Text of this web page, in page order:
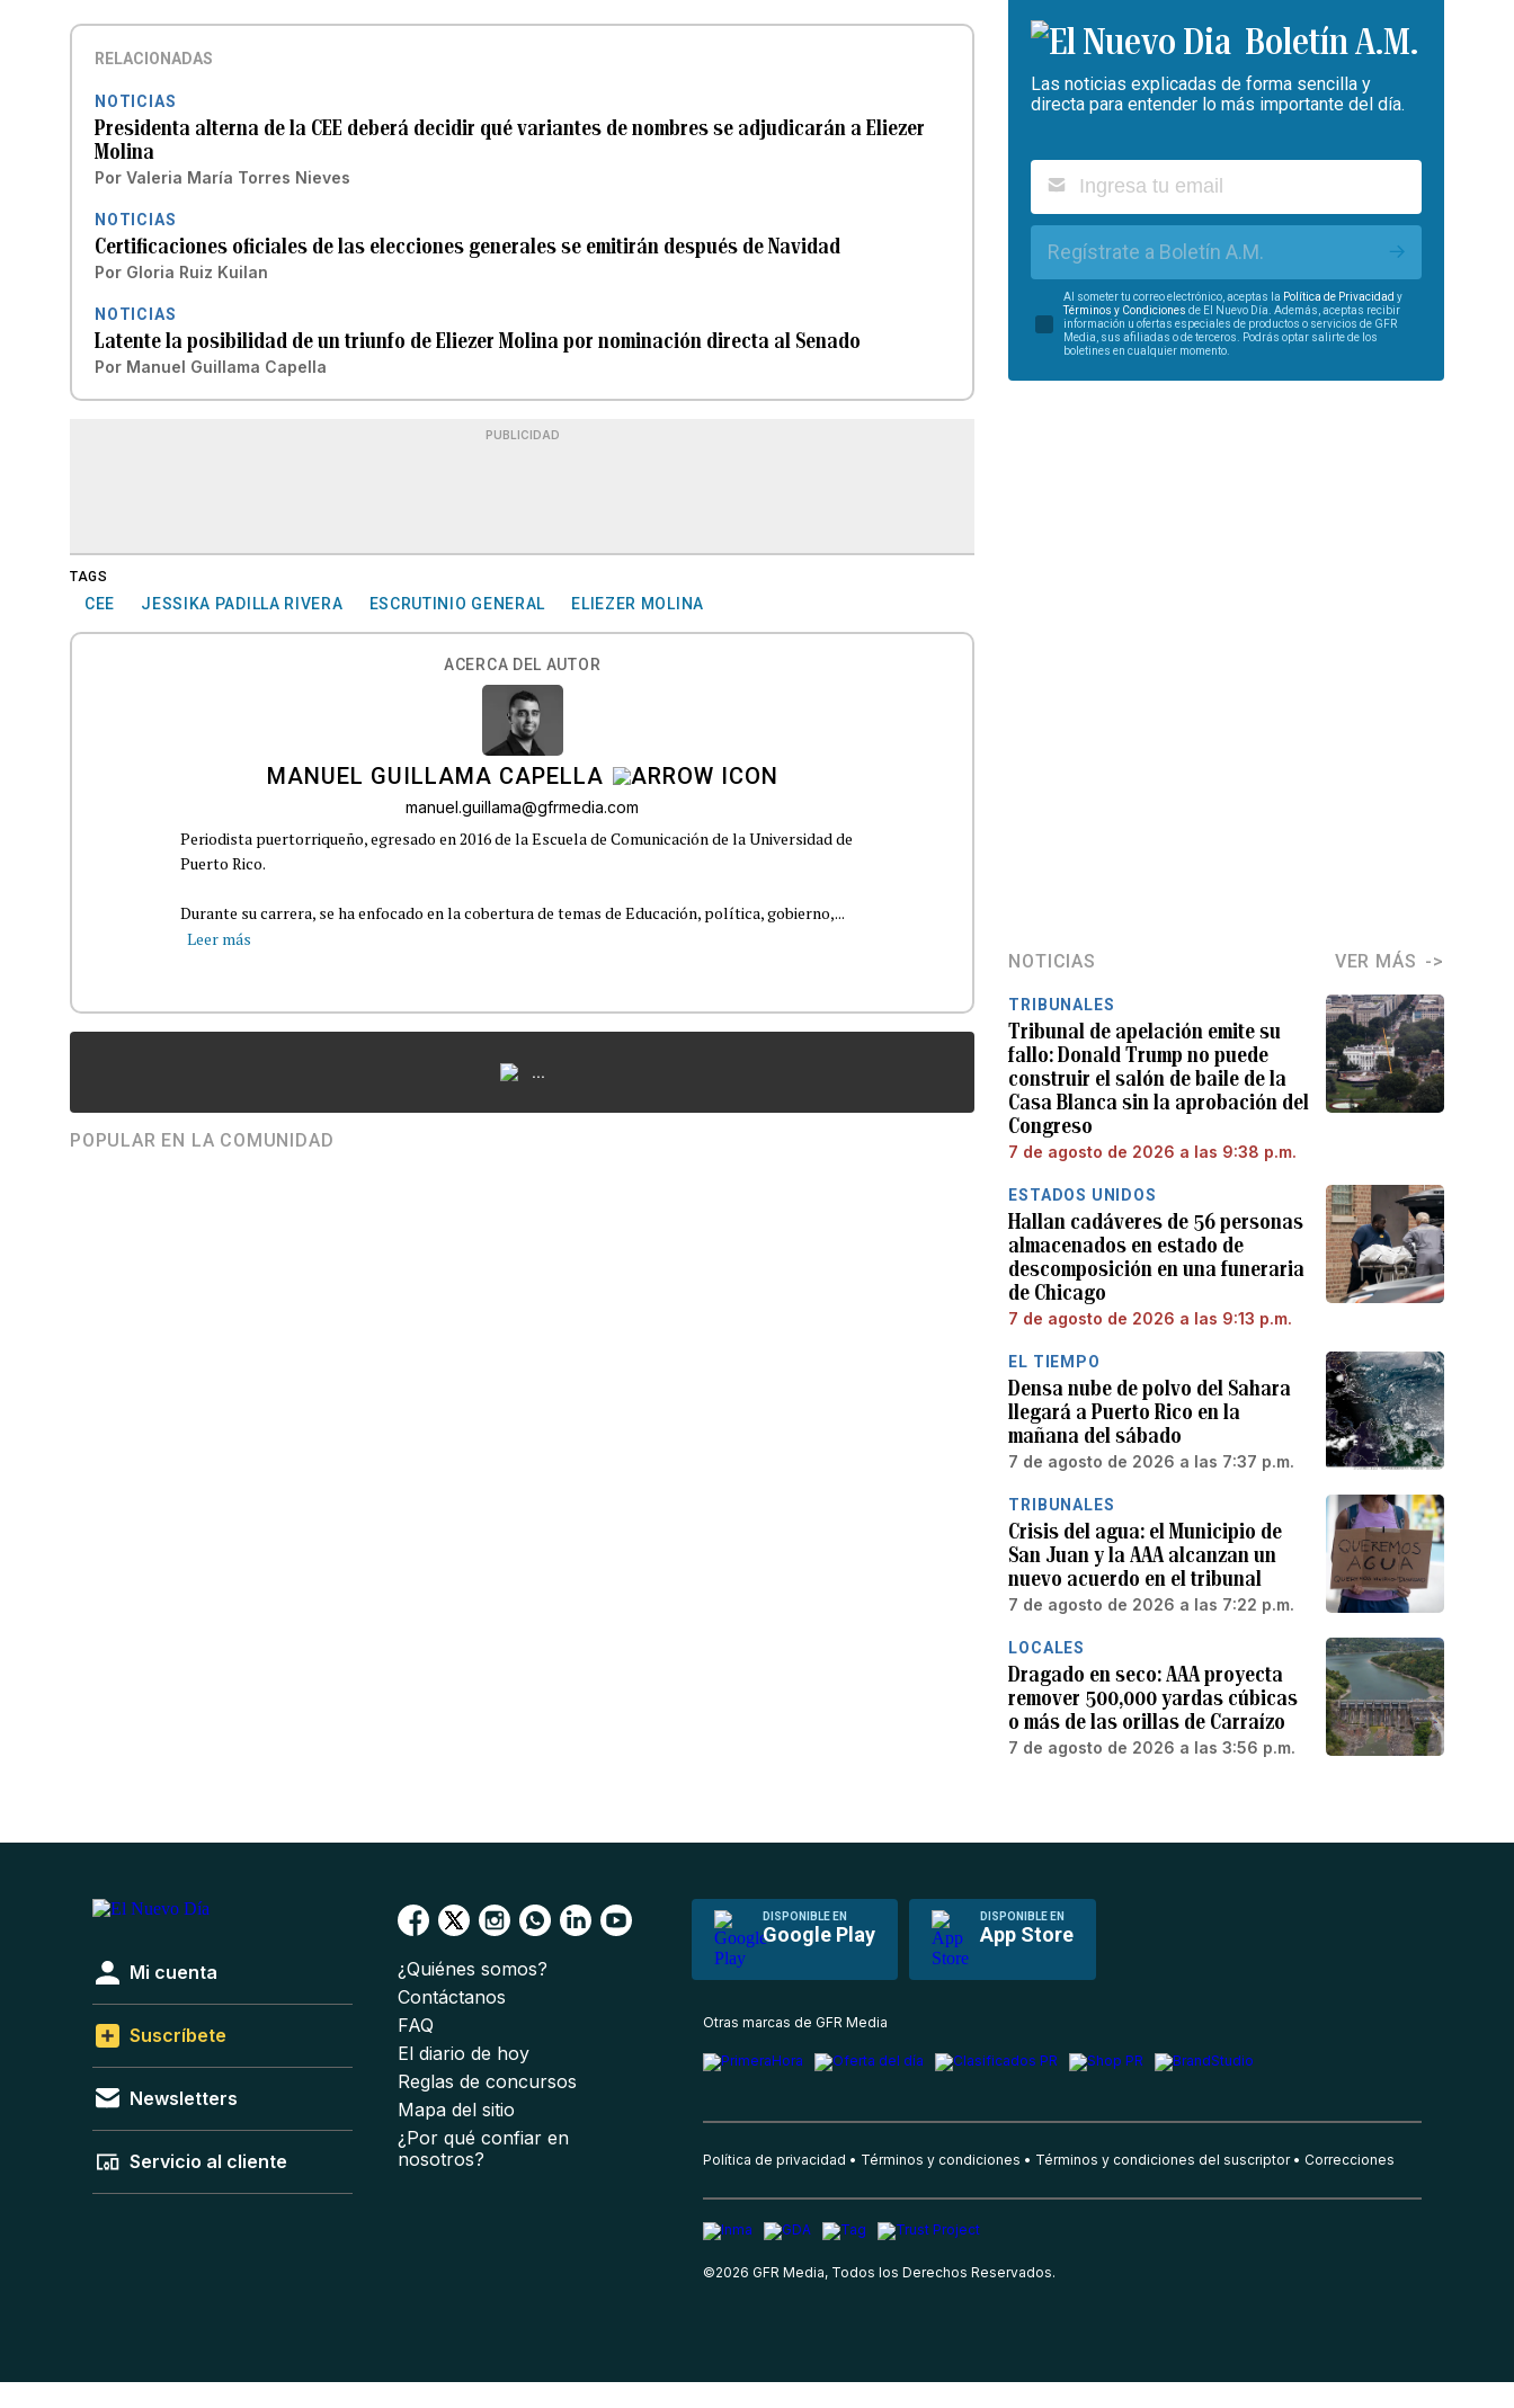
RELACIONADAS
NOTICIAS
Presidenta alterna de la CEE deberá decidir qué variantes de nombres se adjudicarán a Eliezer
Molina
Por Valeria María Torres Nieves
NOTICIAS
Certificaciones oficiales de las elecciones generales se emitirán después de Navidad
Por Gloria Ruiz Kuilan
NOTICIAS
Latente la posibilidad de un triunfo de Eliezer Molina por nominación directa al Senado
Por Manuel Guillama Capella
PUBLICIDAD
TAGS
CEE JESSIKA PADILLA RIVERA ESCRUTINIO GENERAL ELIEZER MOLINA
ACERCA DEL AUTOR
MANUEL GUILLAMA CAPELLA
manuel.guillama@gfrmedia.com
Periodista puertorriqueño, egresado en 2016 de la Escuela de Comunicación de la Universidad de
Puerto Rico.
Durante su carrera, se ha enfocado en la cobertura de temas de Educación, política, gobierno,...
Leer más
...
POPULAR EN LA COMUNIDAD
Boletín A.M.
Las noticias explicadas de forma sencilla y
directa para entender lo más importante del día.
Regístrate a Boletín A.M.
Al someter tu correo electrónico, aceptas la Política de Privacidad y
Términos y Condiciones de El Nuevo Día. Además, aceptas recibir
información u ofertas especiales de productos o servicios de GFR
Media, sus afiliadas o de terceros. Podrás optar salirte de los
boletines en cualquier momento.
NOTICIAS VER MÁS
TRIBUNALES
Tribunal de apelación emite su
fallo: Donald Trump no puede
construir el salón de baile de la
Casa Blanca sin la aprobación del
Congreso
7 de agosto de 2026 a las 9:38 p.m.
ESTADOS UNIDOS
Hallan cadáveres de 56 personas
almacenados en estado de
descomposición en una funeraria
de Chicago
7 de agosto de 2026 a las 9:13 p.m.
EL TIEMPO
Densa nube de polvo del Sahara
llegará a Puerto Rico en la
mañana del sábado
7 de agosto de 2026 a las 7:37 p.m.
TRIBUNALES
Crisis del agua: el Municipio de
San Juan y la AAA alcanzan un
nuevo acuerdo en el tribunal
7 de agosto de 2026 a las 7:22 p.m.
LOCALES
Dragado en seco: AAA proyecta
remover 500,000 yardas cúbicas
o más de las orillas de Carraízo
7 de agosto de 2026 a las 3:56 p.m.
DISPONIBLE EN
Google Play
DISPONIBLE EN
App Store
Mi cuenta
Suscríbete
Newsletters
Servicio al cliente
¿Quiénes somos?
Contáctanos
FAQ
El diario de hoy
Reglas de concursos
Mapa del sitio
¿Por qué confiar en
nosotros?
Otras marcas de GFR Media
Política de privacidad Términos y condiciones Términos y condiciones del suscriptor Correcciones
©2026 GFR Media, Todos los Derechos Reservados.